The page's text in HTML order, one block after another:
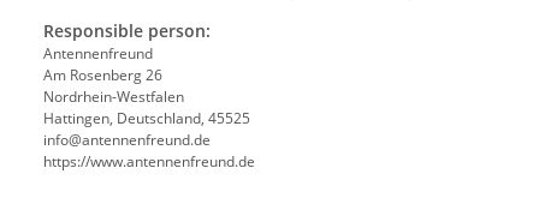
Responsible person:
Antennenfreund
Am Rosenberg 26
Nordrhein-Westfalen
Hattingen, Deutschland, 45525
info@antennenfreund.de
https://www.antennenfreund.de